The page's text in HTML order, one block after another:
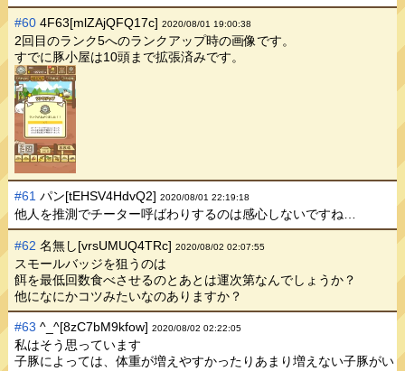
#60 4F63[mlZAjQFQ17c]2020/08/01 19:00:38
2回目のランク5へのランクアップ時の画像です。
すでに豚小屋は10頭まで拡張済みです。
#61 パン[tEHSV4HdvQ2]2020/08/01 22:19:18
他人を推測でチーター呼ばわりするのは感心しないですね…
#62 名無し[vrsUMUQ4TRc]2020/08/02 02:07:55
スモールバッジを狙うのは
餌を最低回数食べさせるのとあとは運次第なんでしょうか？
他になにかコツみたいなのありますか？
#63 ^_^[8zC7bM9kfow]2020/08/02 02:22:05
私はそう思っています
子豚によっては、体重が増えやすかったりあまり増えない子豚がい